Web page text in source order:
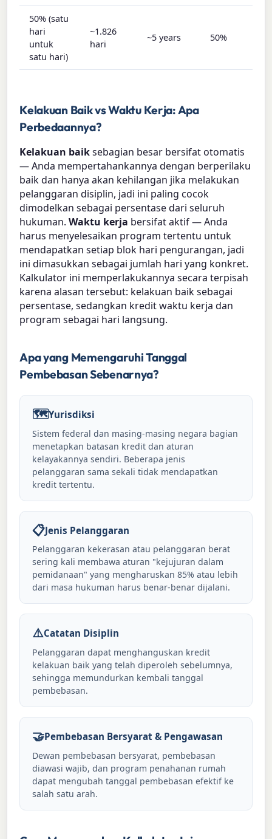
50% (satu
hari
untuk
satu hari)
~1.826
hari
~5 years 50%
Kelakuan Baik vs Waktu Kerja: Apa
Perbedaannya?
Kelakuan baiksebagian besar bersifat otomatis
— Anda mempertahankannya dengan berperilaku
baik dan hanya akan kehilangan jika melakukan
pelanggaran disiplin, jadi ini paling cocok
dimodelkan sebagai persentase dari seluruh
hukuman.Waktu kerja bersifat aktif — Anda
harus menyelesaikan program tertentu untuk
mendapatkan setiap blok hari pengurangan, jadi
ini dimasukkan sebagai jumlah hari yang konkret.
Kalkulator ini memperlakukannya secara terpisah
karena alasan tersebut: kelakuan baik sebagai
persentase, sedangkan kredit waktu kerja dan
program sebagai hari langsung.
Apa yang Memengaruhi Tanggal
Pembebasan Sebenarnya?
🗺️Yurisdiksi
Sistem federal dan masing-masing negara bagian
menetapkan batasan kredit dan aturan
kelayakannya sendiri. Beberapa jenis
pelanggaran sama sekali tidak mendapatkan
kredit tertentu.
📋Jenis Pelanggaran
Pelanggaran kekerasan atau pelanggaran berat
sering kali membawa aturan "kejujuran dalam
pemidanaan" yang mengharuskan 85% atau lebih
dari masa hukuman harus benar-benar dijalani.
⚠️Catatan Disiplin
Pelanggaran dapat menghanguskan kredit
kelakuan baik yang telah diperoleh sebelumnya,
sehingga memundurkan kembali tanggal
pembebasan.
🤝Pembebasan Bersyarat & Pengawasan
Dewan pembebasan bersyarat, pembebasan
diawasi wajib, dan program penahanan rumah
dapat mengubah tanggal pembebasan efektif ke
salah satu arah.